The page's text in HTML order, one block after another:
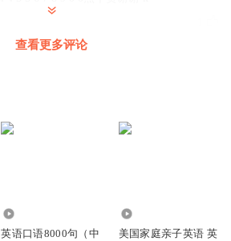
查看更多评论
英语口语8000句（中
美国家庭亲子英语 英